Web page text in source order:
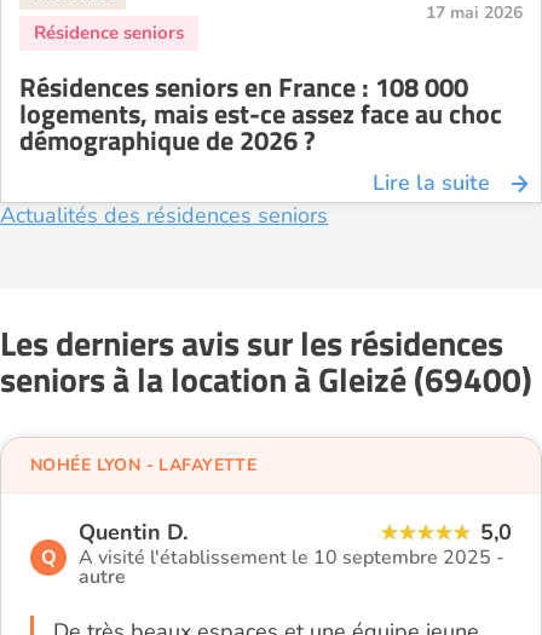
17 mai 2026
Résidences seniors en France : 108 000
logements, mais est-ce assez face au choc
démographique de 2026 ?
Lire la suite
Actualités des résidences seniors
Les derniers avis sur les résidences
seniors à la location à Gleizé (69400)
Q
Quentin D. 5,0
A visité l'établissement le 10 septembre 2025 -
autre
NOHÉE LYON - LAFAYETTE